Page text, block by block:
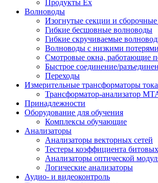
Продукты Ex
Волноводы
Изогнутые секции и
Гибкие бесшовные волноводы
Гибкие скручиваемые
Волноводы с низкими
Смотровые окна, работающие
Быстрое соединение/
Переходы
Измерительные трансформаторы
Трансформатор-анализатор
Принадлежности
Оборудование для обучения
Комплексы обучающие
Анализаторы
Анализаторы векторных сетей
Тестеры коэффициента
Анализаторы оптической
Логические анализаторы
Аудио- и видеоконтроль